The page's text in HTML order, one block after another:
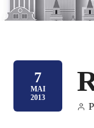
7
MAI
2013